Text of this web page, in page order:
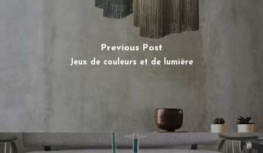
Previous Post
Jeux de couleurs et de lumière